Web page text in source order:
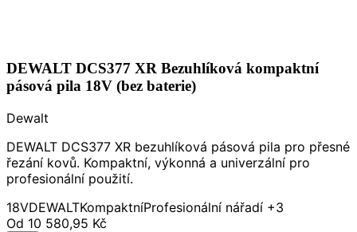
DEWALT DCS377 XR Bezuhlíková kompaktní
pásová pila 18V (bez baterie)
Dewalt
DEWALT DCS377 XR bezuhlíková pásová pila pro přesné
řezání kovů. Kompaktní, výkonná a univerzální pro
profesionální použití.
18VDEWALTKompaktníProfesionální nářadí +3
Od 10 580,95 Kč